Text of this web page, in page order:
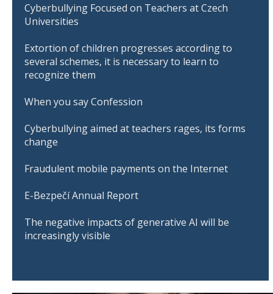
Cyberbullying Focused on Teachers at Czech
Universities
Extortion of children progresses according to
several schemes, it is necessary to learn to
recognize them
When you say Confession
Cyberbullying aimed at teachers rages, its forms
change
Fraudulent mobile payments on the Internet
E-Bezpečí Annual Report
The negative impacts of generative AI will be
increasingly visible